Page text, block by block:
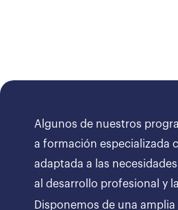
Algunos de nuestros
a formación especializada
adaptada a las
al desarrollo profesional y
Disponemos de una